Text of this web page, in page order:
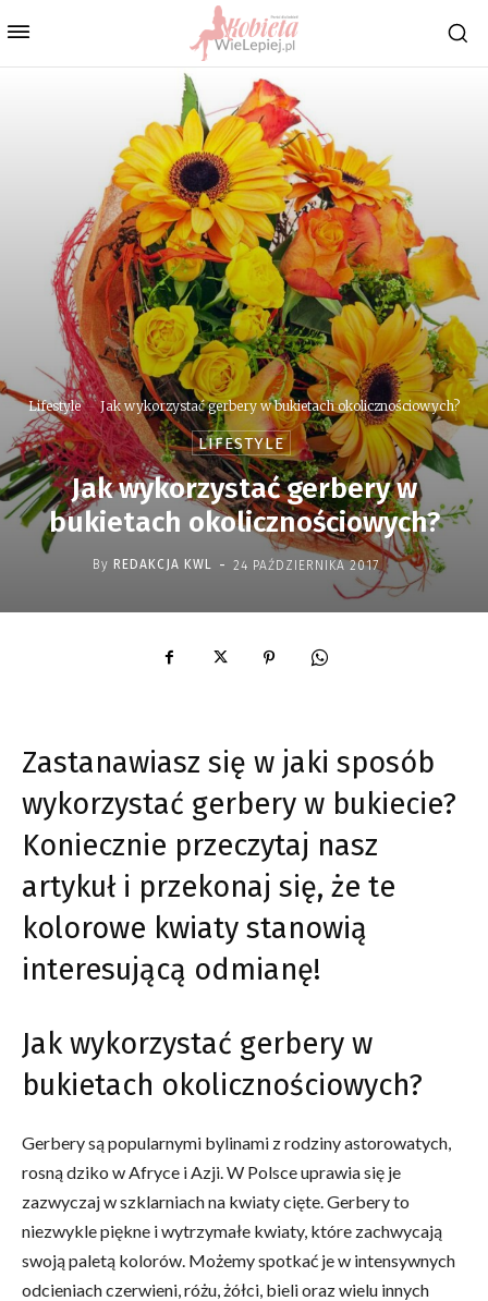
Lifestyle Jak wykorzystać gerbery w bukietach okolicznościowych?
LIFESTYLE
Jak wykorzystać gerbery w
bukietach okolicznościowych?
By REDAKCJA KWL - 24 PAŹDZIERNIKA 2017
Zastanawiasz się w jaki sposób
wykorzystać gerbery w bukiecie?
Koniecznie przeczytaj nasz
artykuł i przekonaj się, że te
kolorowe kwiaty stanowią
interesującą odmianę!
Jak wykorzystać gerbery w
bukietach okolicznościowych?
Gerbery są popularnymi bylinami z rodziny astorowatych,
rosną dziko w Afryce i Azji. W Polsce uprawia się je
zazwyczaj w szklarniach na kwiaty cięte. Gerbery to
niezwykle piękne i wytrzymałe kwiaty, które zachwycają
swoją paletą kolorów. Możemy spotkać je w intensywnych
odcieniach czerwieni, różu, żółci, bieli oraz wielu innych